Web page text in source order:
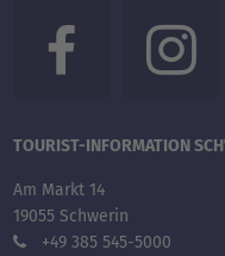
TOURIST-INFORMATION
Am Markt 14
19055 Schwerin
+49 385 545-5000